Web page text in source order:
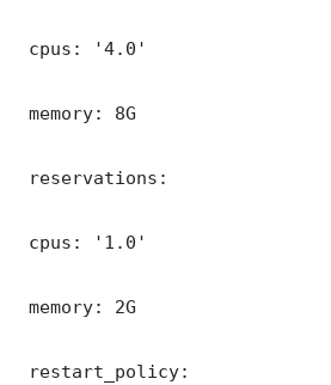
cpus: '4.0'
memory: 8G
reservations:
cpus: '1.0'
memory: 2G
restart_policy: